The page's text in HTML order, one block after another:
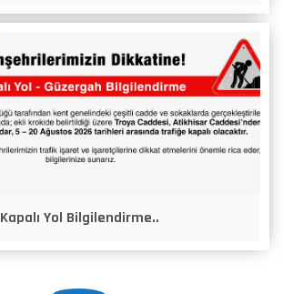
Kapalı Yol Bilgilendirme..